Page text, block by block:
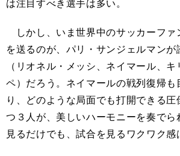
は注目すべき選手は多い。
しかし、いま世界中のサッカーファ
を送るのが、パリ・サンジェルマン
（リオネル・メッシ、ネイマール、
ペ）だろう。ネイマールの戦列復帰も
り、どのような局面でも打開できる
つ３人が、美しいハーモニーを奏でら
見るだけでも、試合を見るワクワク感